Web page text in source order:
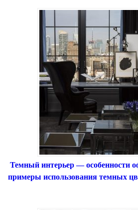
Темный интерьер — особенности
примеры использования темных